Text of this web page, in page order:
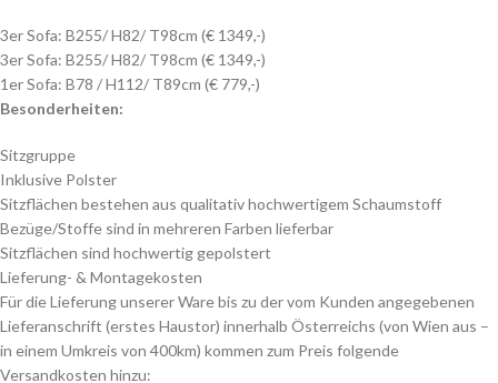
3er Sofa: B255/ H82/ T98cm (€ 1349,-)
3er Sofa: B255/ H82/ T98cm (€ 1349,-)
1er Sofa: B78 / H112/ T89cm (€ 779,-)
Besonderheiten:
Sitzgruppe
Inklusive Polster
Sitzflächen bestehen aus qualitativ hochwertigem Schaumstoff
Bezüge/Stoffe sind in mehreren Farben lieferbar
Sitzflächen sind hochwertig gepolstert
Lieferung- & Montagekosten
Für die Lieferung unserer Ware bis zu der vom Kunden angegebenen
Lieferanschrift (erstes Haustor) innerhalb Österreichs (von Wien aus –
in einem Umkreis von 400km) kommen zum Preis folgende
Versandkosten hinzu: